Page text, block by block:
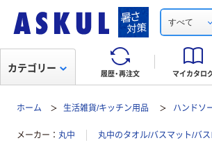
すべて
履歴・再注文 マイカタロ
カテゴリー
ホーム 生活雑貨/キッチン用品 ハンドソ
メーカー 丸中 丸中のタオル/バスマット/バ